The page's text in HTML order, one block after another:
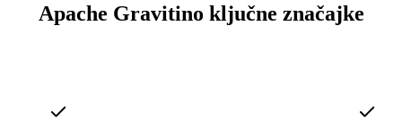
Apache Gravitino ključne značajke